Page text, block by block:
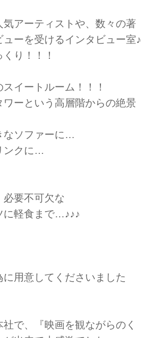
アーティストや、数々の著
ーを受けるインタビュー室♪
り！！！
イートルーム！！！
ワーという高層階からの絶景
なソファーに…
ンクに…
必要不可欠な
に軽食まで…♪♪♪
に用意してくださいました
で、『映画を観ながらのく